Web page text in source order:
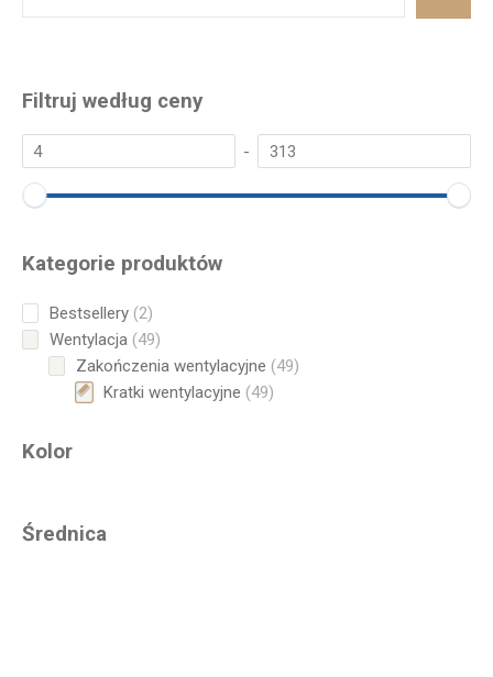
Filtruj według ceny
-
Kategorie produktów
Bestsellery 22
products
Wentylacja 4949
products
Zakończenia wentylacyjne 4949
Kratki wentylacyjne 4949
Kolor
Średnica